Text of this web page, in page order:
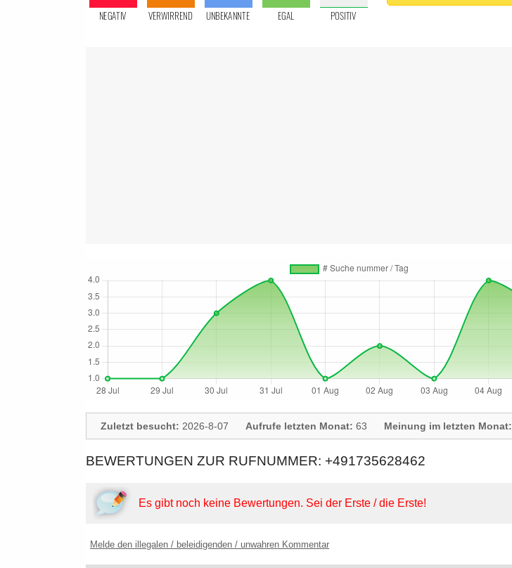
Zuletzt besucht: 2026-8-07 Aufrufe letzten Monat: 63 Meinung im letzten Monat:
BEWERTUNGEN ZUR RUFNUMMER: +491735628462
Es gibt noch keine Bewertungen. Sei der Erste / die Erste!
Melde den illegalen / beleidigenden / unwahren Kommentar